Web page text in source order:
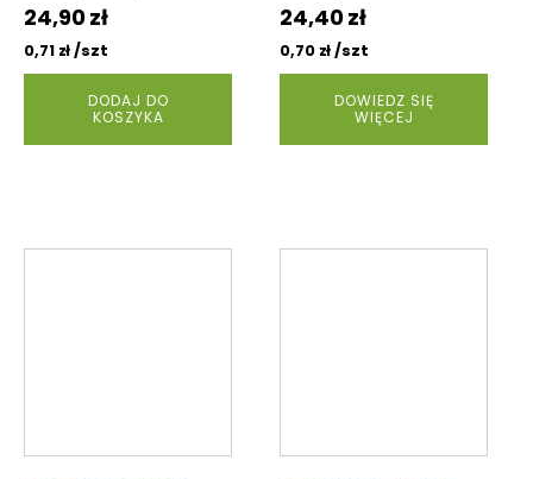
24,90zł
0,71 zł/szt
DODAJ DO
KOSZYKA
24,40zł
0,70 zł/szt
DOWIEDZ SIĘ
WIĘCEJ